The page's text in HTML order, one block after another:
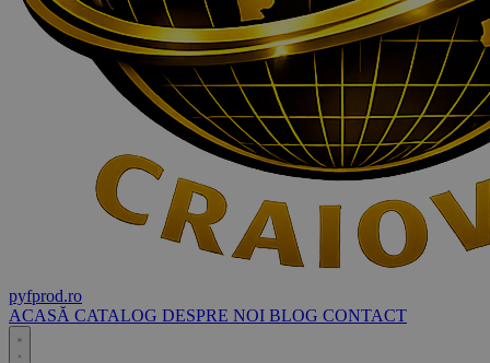
pyfprod.ro
ACASĂ CATALOG DESPRE NOI BLOG CONTACT